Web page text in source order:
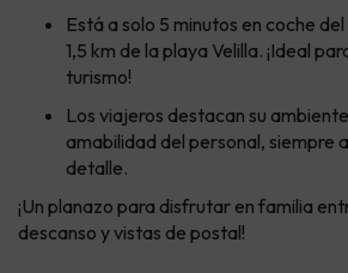
Está a solo 5 minutos en coche
1,5 km de la playa Velilla. ¡Ideal
turismo!
Los viajeros destacan su
amabilidad del personal, siempre
detalle.
¡Un planazo para disfrutar en familia
descanso y vistas de postal!